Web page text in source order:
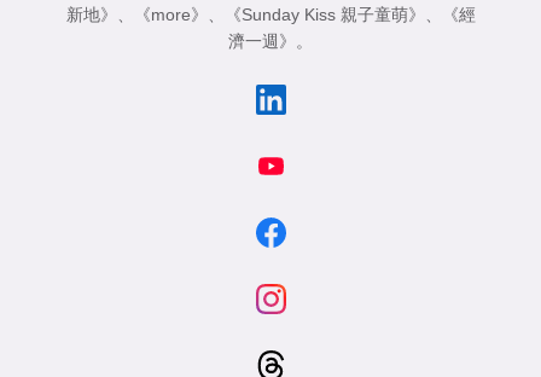
新地》 、 《more》 、 《Sunday Kiss 親子童萌》 、
《經
濟一週》 。